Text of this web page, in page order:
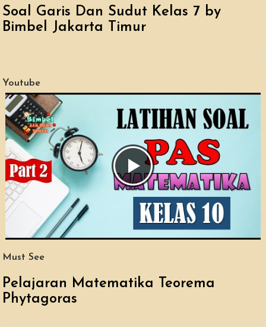
Soal Garis Dan Sudut Kelas 7 by
Bimbel Jakarta Timur
Youtube
Must See
Pelajaran Matematika Teorema
Phytagoras